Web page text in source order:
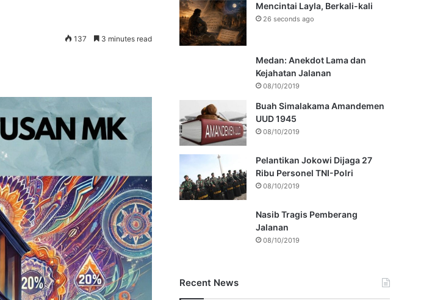
137 3 minutes read
Mencintai Layla, Berkali-kali
26 seconds ago
Medan: Anekdot Lama dan
Kejahatan Jalanan
08/10/2019
Buah Simalakama Amandemen
UUD 1945
08/10/2019
Pelantikan Jokowi Dijaga 27
Ribu Personel TNI-Polri
08/10/2019
Nasib Tragis Pemberang
Jalanan
08/10/2019
Recent News